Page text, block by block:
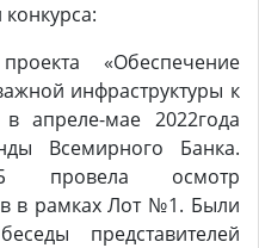
«Обеспечение
инфраструктуры к
апреле-мае 2022года
Всемирного Банка.
провела осмотр
в рамках Лот №1. Были
представителей